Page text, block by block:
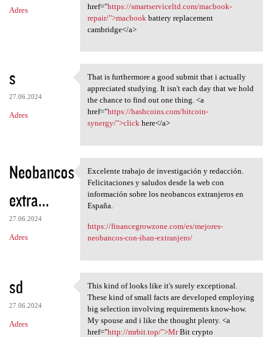
Adres
href="https://smartserviceltd.com/macbook-
repair/">macbook battery replacement
cambridge</a>
s
27.06.2024
Adres
That is furthermore a good
That is furthermore a good submit that i actually
appreciated studying. It isn't each day that we hold
the chance to find out one thing. <a
href="https://hashcoins.com/bitcoin-
synergy/">clickhere</a>
Neobancos
extra...
27.06.2024
Adres
Excelente trabajo de
Excelente trabajo de investigación y redacción.
Felicitaciones y saludos desde la web con
información sobre los neobancos extranjeros en
España.
https://financegrowzone.com/es/mejores-
neobancos-con-iban-extranjero/
sd
27.06.2024
Adres
This kind of looks like it's
This kind of looks like it's surely exceptional.
These kind of small facts are developed employing
big selection involving requirements know-how.
My spouse and i like the thought plenty. <a
href="http://mrbit.top/">MrBit crypto